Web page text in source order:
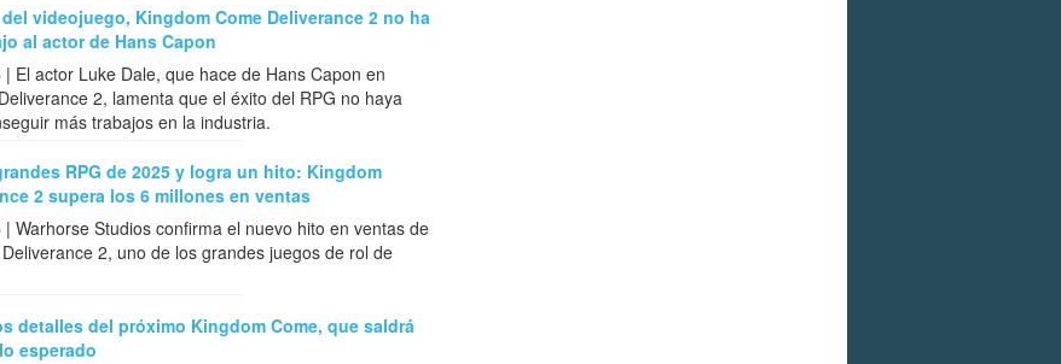
videojuego, Kingdom Come Deliverance 2 no ha
al actor de Hans Capon
| El actor Luke Dale, que hace de Hans Capon en
2, lamenta que el éxito del RPG no haya
más trabajos en la industria.
RPG de 2025 y logra un hito: Kingdom
2 supera los 6 millones en ventas
| Warhorse Studios confirma el nuevo hito en ventas de
2, uno de los grandes juegos de rol de
detalles del próximo Kingdom Come, que saldrá
esperado